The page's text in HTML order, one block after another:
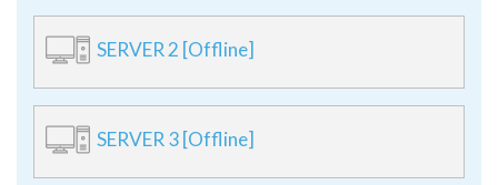
SERVER 2 [Offline]
SERVER 3 [Offline]